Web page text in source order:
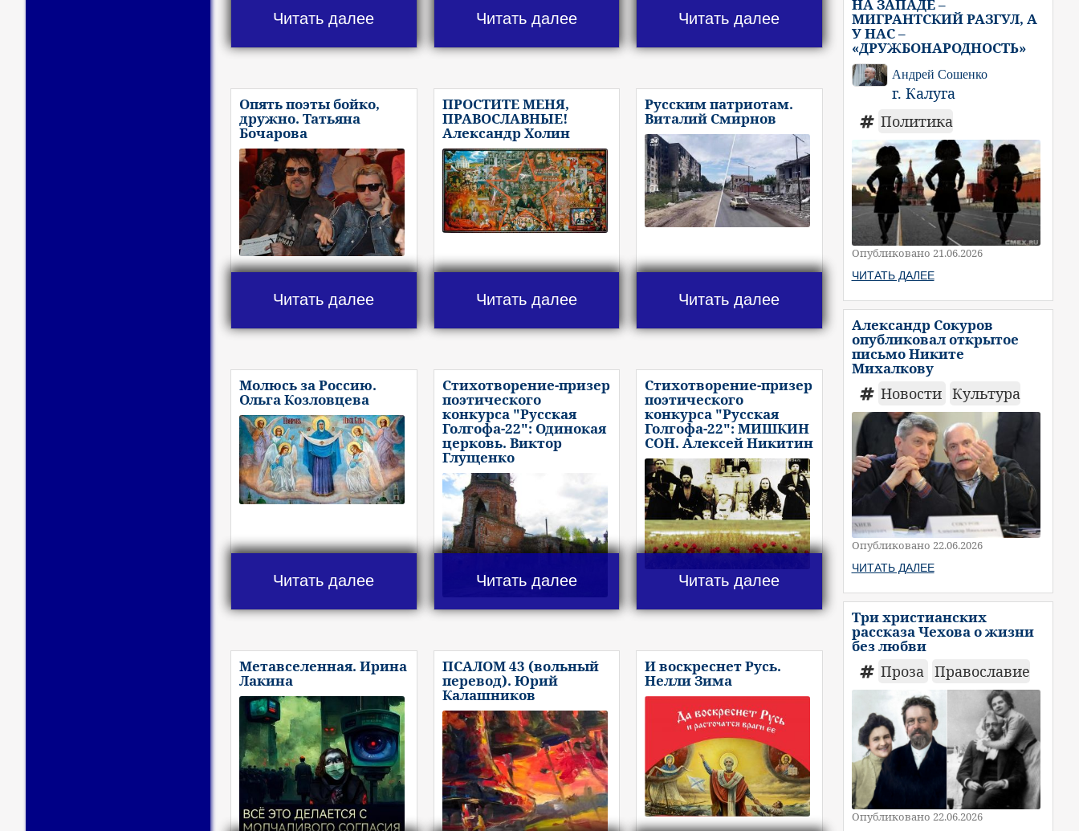
Читать далее Читать далее Читать далее
Опять поэты бойко,
дружно. Татьяна
Бочарова
Читать далее
ПРОСТИТЕ МЕНЯ,
ПРАВОСЛАВНЫЕ!
Александр Холин
Читать далее
Русским патриотам.
Виталий Смирнов
Читать далее
Молюсь за Россию.
Ольга Козловцева
Читать далее
Стихотворение-призер
поэтического
конкурса "Русская
Голгофа-22": Одинокая
церковь. Виктор
Глущенко
Читать далее
Стихотворение-призер
поэтического
конкурса "Русская
Голгофа-22": МИШКИН
СОН. Алексей Никитин
Читать далее
Метавселенная. Ирина
Лакина
ПСАЛОМ 43 (вольный
перевод). Юрий
Калашников
И воскреснет Русь.
Нелли Зима
НА ЗАПАДЕ –
МИГРАНТСКИЙ РАЗГУЛ, А
У НАС –
«ДРУЖБОНАРОДНОСТЬ»
Андрей Сошенко
г. Калуга
Политика
Опубликовано 21.06.2026
ЧИТАТЬ ДАЛЕЕ
Александр Сокуров
опубликовал открытое
письмо Никите
Михалкову
Новости Культура
Опубликовано 22.06.2026
ЧИТАТЬ ДАЛЕЕ
Три христианских
рассказа Чехова о жизни
без любви
Проза Православие
Опубликовано 22.06.2026